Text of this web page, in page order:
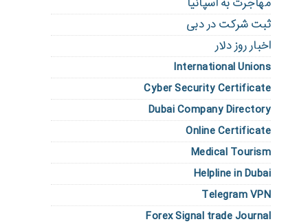
ثبت شرکت در دبی
اخبار روز دلار
International Unions
Cyber Security Certificate
Dubai Company Directory
Online Certificate
Medical Tourism
Helpline in Dubai
Telegram VPN
Forex Signal trade Journal